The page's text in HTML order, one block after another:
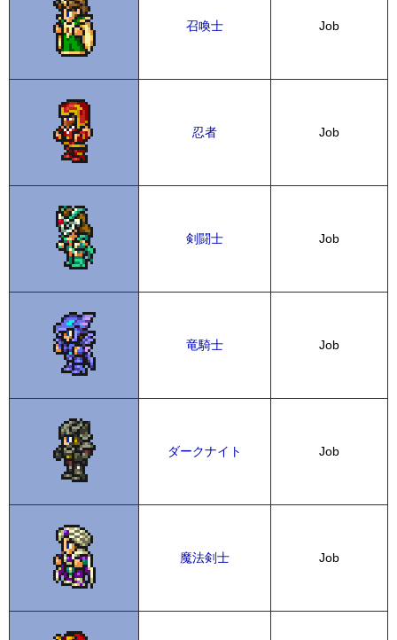
召喚士 Job
忍者 Job
剣闘士 Job
竜騎士 Job
ダークナイト Job
魔法剣士 Job